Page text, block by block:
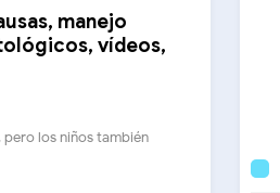
manejo
vídeos,
pero los niños también